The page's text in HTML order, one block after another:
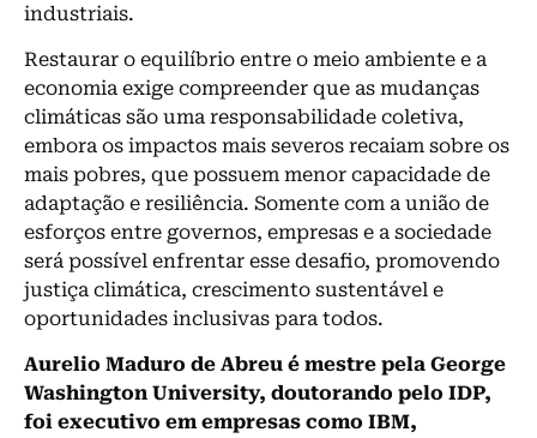
industriais.
Restaurar o equilíbrio entre o meio ambiente e a
economia exige compreender que as mudanças
climáticas são uma responsabilidade coletiva,
embora os impactos mais severos recaiam sobre os
mais pobres, que possuem menor capacidade de
adaptação e resiliência. Somente com a união de
esforços entre governos, empresas e a sociedade
será possível enfrentar esse desafio, promovendo
justiça climática, crescimento sustentável e
oportunidades inclusivas para todos.
Aurelio Maduro de Abreu é mestre pela George
Washington University, doutorando pelo IDP,
foi executivo em empresas como IBM,